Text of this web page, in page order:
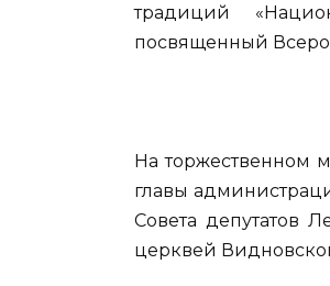
традиций
посвященный
На торжественном
главы
Совета депутатов
церквей